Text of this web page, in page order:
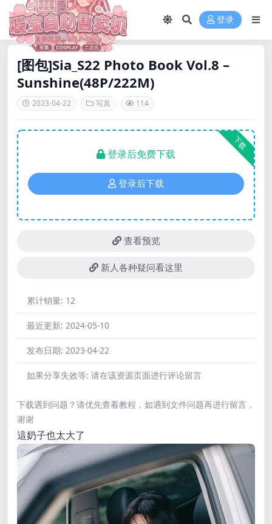
登录
[图包]Sia_S22 Photo Book Vol.8 –
Sunshine(48P/222M)
2023-04-22 写真 114
下载
登录后免费下载
登录后下载
查看预览
新人各种疑问看这里
累计销量: 12
最近更新: 2024-05-10
发布日期: 2023-04-22
如果分享失效等: 请在该资源页面进行评论留言
下载遇到问题？请优先查看教程，如遇到文件问题再进行留言，
谢谢
這奶子也太大了